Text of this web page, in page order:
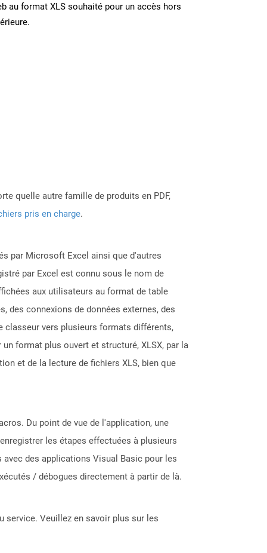
au format XLS souhaité pour un accès hors
quelle autre famille de produits en PDF,
pris en charge.
par Microsoft Excel ainsi que d'autres
par Excel est connu sous le nom de
aux utilisateurs au format de table
des connexions de données externes, des
classeur vers plusieurs formats différents,
un format plus ouvert et structuré, XLSX, par la
et de la lecture de fichiers XLS, bien que
Du point de vue de l'application, une
les étapes effectuées à plusieurs
des applications Visual Basic pour les
/ débogues directement à partir de là.
service. Veuillez en savoir plus sur les